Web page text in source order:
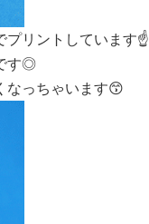
プリントしています☝️
す◎
なっちゃいます😙